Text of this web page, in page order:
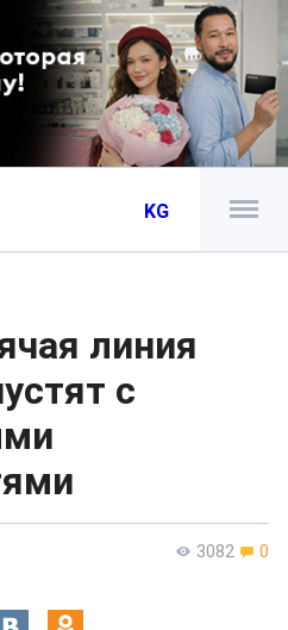
KG
линия
с
3082 0